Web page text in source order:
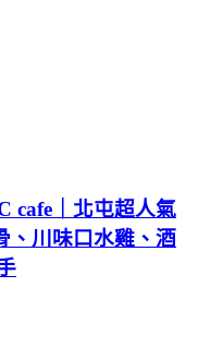
cafe｜北屯超人氣
、川味口水雞、酒